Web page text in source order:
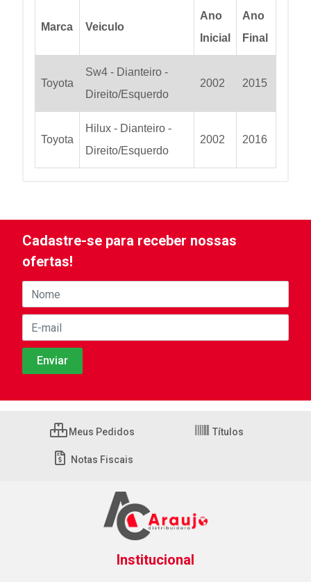
Marca Veiculo
Ano
Inicial
Ano
Final
Toyota
Sw4 - Dianteiro -
Direito/Esquerdo
2002 2015
Toyota
Hilux - Dianteiro -
Direito/Esquerdo
2002 2016
Cadastre-se para receber nossas
ofertas!
Meus Pedidos Títulos
Notas Fiscais
Institucional